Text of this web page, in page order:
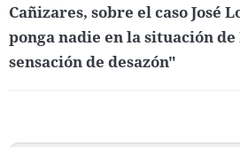
Cañizares, sobre el caso José
ponga nadie en la situación de
sensación de desazón"